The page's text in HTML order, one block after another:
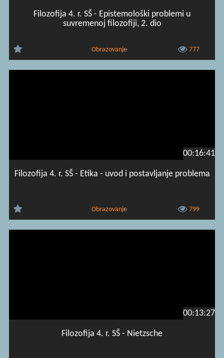
Filozofija 4. r. SŠ - Epistemološki problemi u
suvremenoj filozofiji, 2. dio
Obrazovanje 777
00:16:41
Filozofija 4. r. SŠ - Etika - uvod i postavljanje problema
Obrazovanje 799
00:13:27
Filozofija 4. r. SŠ - Nietzsche